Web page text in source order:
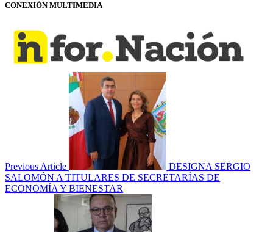
CONEXIÓN MULTIMEDIA
Previous Article
DESIGNA SERGIO
SALOMÓN A TITULARES DE SECRETARÍAS DE
ECONOMÍA Y BIENESTAR